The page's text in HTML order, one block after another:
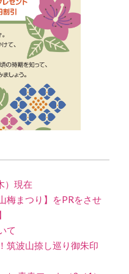
）現在
梅まつり】をPRをさせ
て
筑波山捺し巡り御朱印